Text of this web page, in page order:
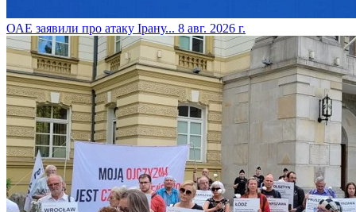
​ОАЕ заявили про атаку Ірану... 8 авг. 2026 г.